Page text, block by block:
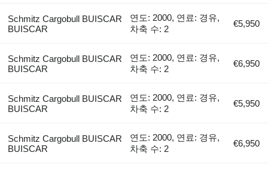
Schmitz Cargobull BUISCAR
BUISCAR
연도: 2000, 연료: 경유,
차축 수: 2
€5,950
Schmitz Cargobull BUISCAR
BUISCAR
연도: 2000, 연료: 경유,
차축 수: 2
€6,950
Schmitz Cargobull BUISCAR
BUISCAR
연도: 2000, 연료: 경유,
차축 수: 2
€5,950
Schmitz Cargobull BUISCAR
BUISCAR
연도: 2000, 연료: 경유,
차축 수: 2
€6,950